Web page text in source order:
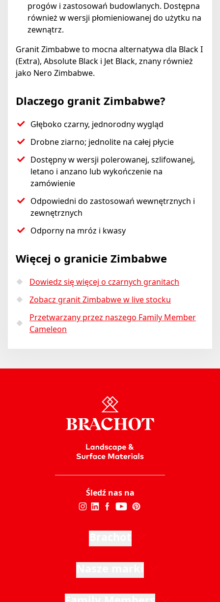
progów i zastosowań budowlanych. Dostępna
również w wersji płomieniowanej do użytku na
zewnątrz.
Granit Zimbabwe to mocna alternatywa dla Black I
(Extra), Absolute Black i Jet Black, znany również
jako Nero Zimbabwe.
Dlaczego granit Zimbabwe?
Głęboko czarny, jednorodny wygląd
Drobne ziarno; jednolite na całej płycie
Dostępny w wersji polerowanej, szlifowanej,
letano i anzano lub wykończenie na
zamówienie
Odpowiedni do zastosowań wewnętrznych i
zewnętrznych
Odporny na mróz i kwasy
Więcej o granicie Zimbabwe
Dowiedz się więcej o czarnych granitach
Zobacz granit Zimbabwe w live stocku
Przetwarzany przez naszego Family Member
Cameleon
Śledź nas na